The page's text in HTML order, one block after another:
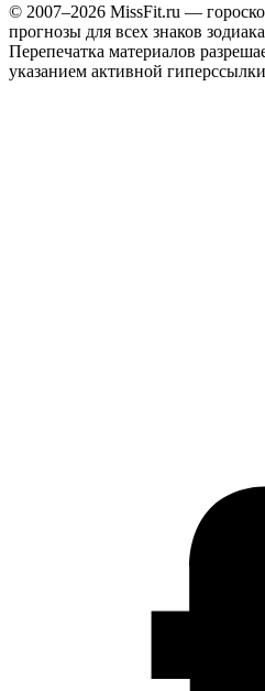
© 2007–2026 MissFit.ru —
прогнозы для всех знаков
Перепечатка материалов
указанием активной